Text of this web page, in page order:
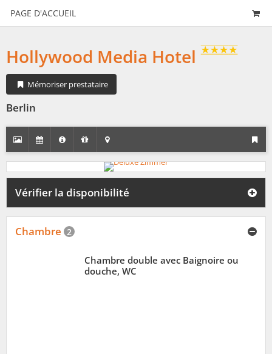
PAGE D'ACCUEIL
Hollywood Media Hotel
Mémoriser prestataire
Berlin
Vérifier la disponibilité
Chambre 2
Chambre double avec Baignoire ou
douche, WC